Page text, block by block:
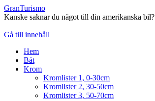
GranTurismo
Kanske saknar du något till din amerikanska bil?
Gå till innehåll
Hem
Båt
Krom
Kromlister 1, 0-30cm
Kromlister 2, 30-50cm
Kromlister 3, 50-70cm